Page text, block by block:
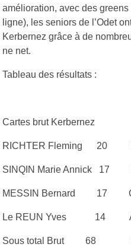
amélioration, avec des
ligne), les seniors de l’Odet
Kerbernez grâce à de
ne net.
Tableau des résultats :
Cartes brut Kerbernez
RICHTER Fleming 20
SINQIN Marie Annick
MESSIN Bernard 17
Le REUN Yves 14
Sous total Brut 68